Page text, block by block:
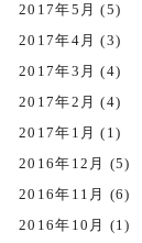
2017年5月 (5)
2017年4月 (3)
2017年3月 (4)
2017年2月 (4)
2017年1月 (1)
2016年12月 (5)
2016年11月 (6)
2016年10月 (1)